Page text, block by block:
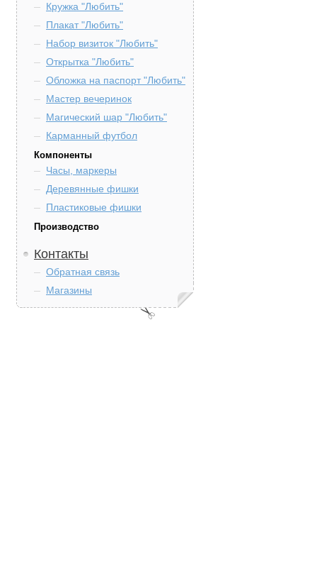
Кружка "Любить"
Плакат "Любить"
Набор визиток "Любить"
Открытка "Любить"
Обложка на паспорт "Любить"
Мастер вечеринок
Магический шар "Любить"
Карманный футбол
Компоненты
Часы, маркеры
Деревянные фишки
Пластиковые фишки
Производство
Контакты
Обратная связь
Магазины